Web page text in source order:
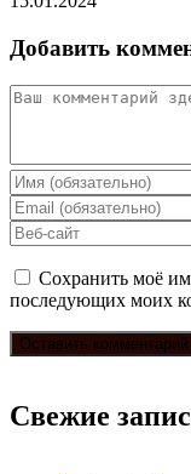
Добавить
Сохранить моё
последующих моих
Свежие